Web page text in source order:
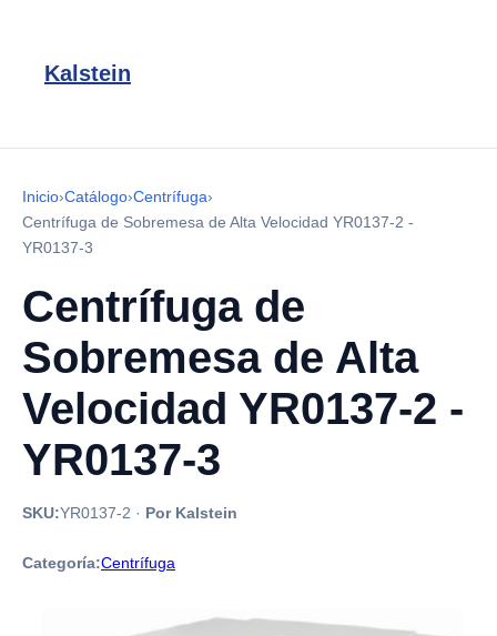
Kalstein
Inicio›Catálogo›Centrífuga›
Centrífuga de Sobremesa de Alta Velocidad YR0137-2 -
YR0137-3
Centrífuga de
Sobremesa de Alta
Velocidad YR0137-2 -
YR0137-3
SKU:YR0137-2 · Por Kalstein
Categoría:Centrífuga